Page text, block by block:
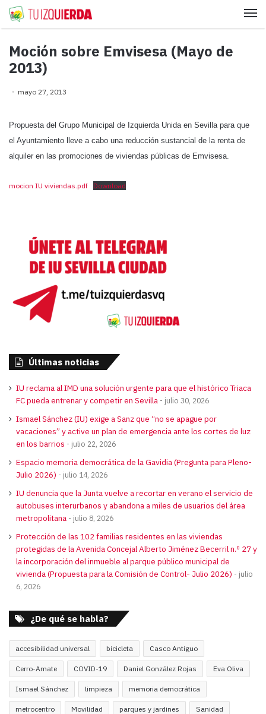
Moción sobre Emvisesa (Mayo de
2013)
mayo 27, 2013
Propuesta del Grupo Municipal de Izquierda Unida en Sevilla para que
el Ayuntamiento lleve a cabo una reducción sustancial de la renta de
alquiler en las promociones de viviendas públicas de Emvisesa.
mocion IU viviendas.pdf Download
Últimas noticias
IU reclama al IMD una solución urgente para que el histórico Triaca
FC pueda entrenar y competir en Sevilla
julio 30, 2026
Ismael Sánchez (IU) exige a Sanz que “no se apague por
vacaciones” y active un plan de emergencia ante los cortes de luz
en los barrios
julio 22, 2026
Espacio memoria democrática de la Gavidia (Pregunta para Pleno-
Julio 2026)
julio 14, 2026
IU denuncia que la Junta vuelve a recortar en verano el servicio de
autobuses interurbanos y abandona a miles de usuarios del área
metropolitana
julio 8, 2026
Protección de las 102 familias residentes en las viviendas
protegidas de la Avenida Concejal Alberto Jiménez Becerril n.º 27 y
la incorporación del inmueble al parque público municipal de
vivienda (Propuesta para la Comisión de Control- Julio 2026)
julio
6, 2026
¿De qué se habla?
accesibilidad universal bicicleta Casco Antiguo
Cerro-Amate COVID-19 Daniel González Rojas Eva Oliva
Ismael Sánchez limpieza memoria democrática
metrocentro Movilidad parques y jardines Sanidad